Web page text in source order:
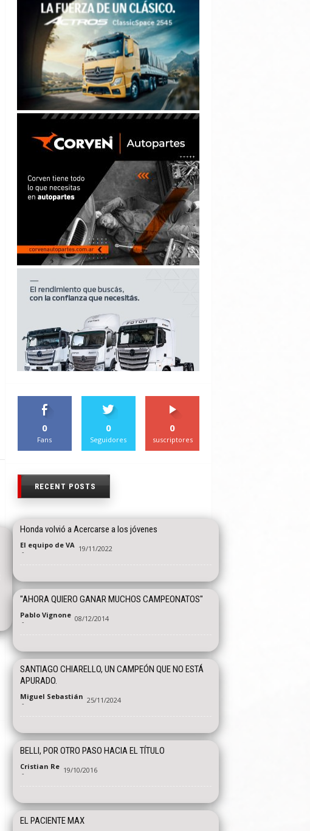
0
Fans
0
Seguidores
0
suscriptores
RECENT POSTS
Honda volvió a Acercarse a los jóvenes
El equipo de VA
- 19/11/2022
"AHORA QUIERO GANAR MUCHOS CAMPEONATOS"
Pablo Vignone
- 08/12/2014
SANTIAGO CHIARELLO, UN CAMPEÓN QUE NO ESTÁ
APURADO.
Miguel Sebastián
- 25/11/2024
BELLI, POR OTRO PASO HACIA EL TÍTULO
Cristian Re
- 19/10/2016
EL PACIENTE MAX